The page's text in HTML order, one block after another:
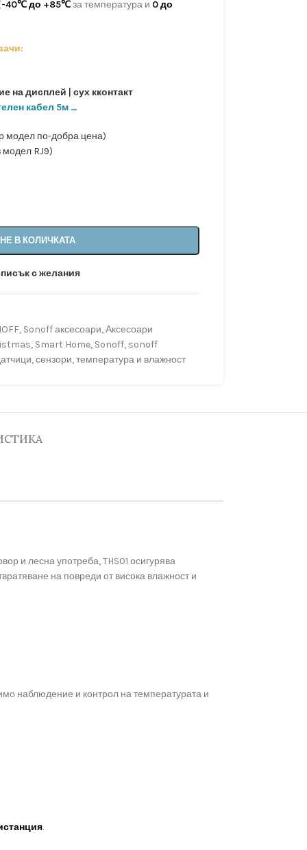
-40℃ до +85℃за температура и 0 до
на дисплей | сух кконтакт
кабел 5м …
модел по-добра цена)
модел RJ9)
В КОЛИЧКАТА
с желания
, Sonoff аксесоари,Аксесоари
, Smart Home, Sonoff, sonoff
,сензори,температура и влажност
и лесна употреба, THS01 осигурява
на повреди от висока влажност и
наблюдение и контрол на температурата и
.